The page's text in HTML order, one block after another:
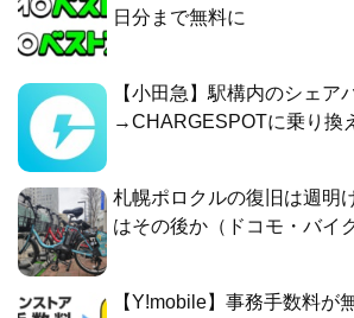
日分まで無料に
【小田急】駅構内のシェア
→CHARGESPOTに乗り換
札幌ポロクルの復旧は週明
はその後か（ドコモ・バイ
【Y!mobile】事務手数料が